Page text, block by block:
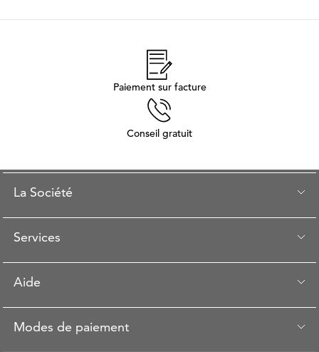
Paiement sur facture
Conseil gratuit
La Société
Services
Aide
Modes de paiement